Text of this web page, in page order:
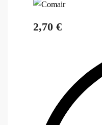
2,70 €